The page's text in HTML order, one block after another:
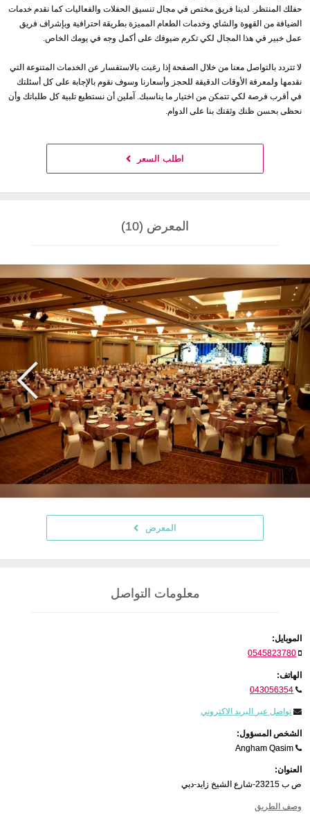
حفلك المنتظر. لدينا فريق مختص في مجال تنسيق الحفلات والفعاليات كما نقدم خدمات
الضيافة من القهوة والشاي وخدمات الطعام المميزة بطريقة احترافية وبإشراف فريق
عمل خبير في هذا المجال لكي تكرم ضيوفك على أكمل وجه في يومك الخاص.
لا تتردد بالتواصل معنا من خلال الصفحة إذا رغبت بالاستفسار عن الخدمات المتنوعة التي
نقدمها ولمعرفة الأوقات الدقيقة للحجز وأسعارنا وسوف نقوم بالإجابة على كل أسئلتك
في أقرب فرصة لكي تتمكن من اختيار ما يناسبك. آملين أن نستطيع تلبية كل طلباتك وأن
نحظى بحسن ظنك وثقتك بنا على الدوام.
اطلب السعر
المعرض (10)
المعرض
معلومات التواصل
الموبايل:
0545823780
الهاتف:
043056354
تواصل عبر البريد الاكتروني
الشخص المسؤول:
Angham Qasim
العنوان:
ص ب 23215-شارع الشيخ زايد-دبي
وصف الطريق